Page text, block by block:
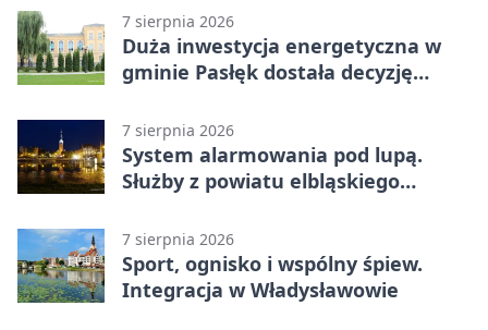
7 sierpnia 2026
Duża inwestycja energetyczna w
gminie Pasłęk dostała decyzję
7 sierpnia 2026
System alarmowania pod lupą.
Służby z powiatu elbląskiego
7 sierpnia 2026
Sport, ognisko i wspólny śpiew.
Integracja w Władysławowie